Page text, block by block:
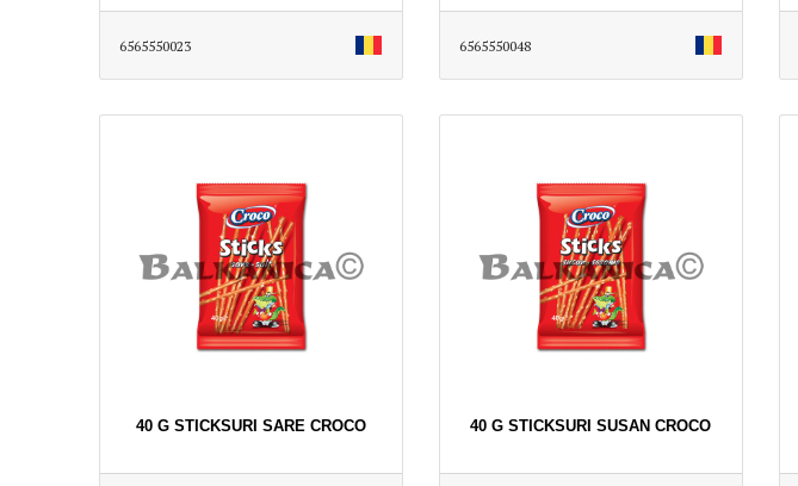
6565550023 6565550048
40 G STICKSURI SARE CROCO 40 G STICKSURI SUSAN CROCO